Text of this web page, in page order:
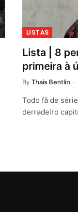
LISTAS
Lista | 8
primeira à
By Thais Bentlin
Todo fã de
derradeiro